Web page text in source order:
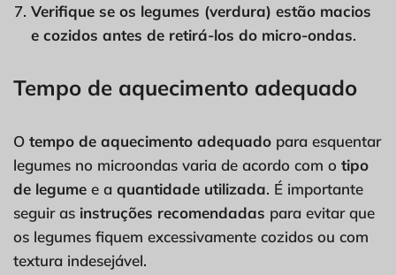
Verifique se os legumes (verdura) estão macios
e cozidos antes de retirá-los do micro-ondas.
Tempo de aquecimento adequado
O tempo de aquecimento adequado para esquentar
legumes no microondas varia de acordo com o tipo
de legume e a quantidade utilizada. É importante
seguir as instruções recomendadas para evitar que
os legumes fiquem excessivamente cozidos ou com
textura indesejável.